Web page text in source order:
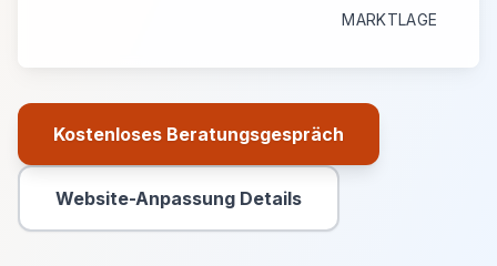
MARKTLAGE
Kostenloses Beratungsgespräch
Primäre Aktion
Website-Anpassung Details
Sekundäre Aktion